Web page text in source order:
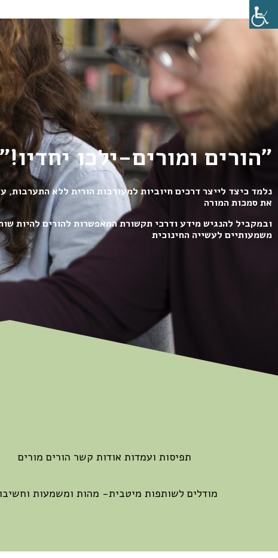
"הורים ומורים-ילכו יחדיו!"
נלמד כיצד לייצר דרכים חיוביות למעורבות הורית ללא התערבות,
את סמכות המורה
ובמקביל להנגיש מידע ודרכי תקשורת המאפשרות להורים להיות
משמעותיים לעשייה החינוכית
תפיסות ועמדות אודות קשר הורים מורים
מודלים לשותפות מיטבית- מהות ומשמעות